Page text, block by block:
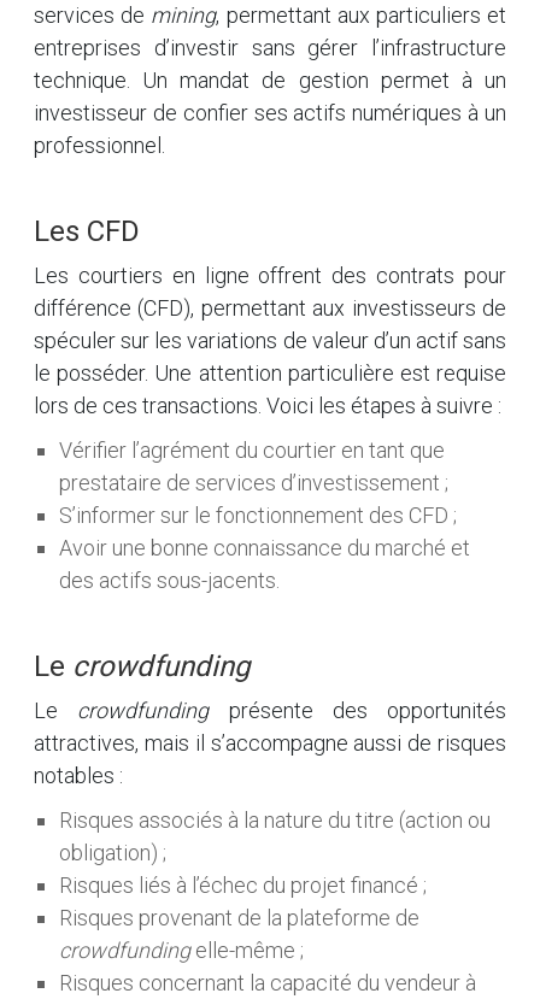
services de mining, permettant aux particuliers et
entreprises d’investir sans gérer l’infrastructure
technique. Un mandat de gestion permet à un
investisseur de confier ses actifs numériques à un
professionnel.
Les CFD
Les courtiers en ligne offrent des contrats pour
différence (CFD), permettant aux investisseurs de
spéculer sur les variations de valeur d’un actif sans
le posséder. Une attention particulière est requise
lors de ces transactions. Voici les étapes à suivre :
Vérifier l’agrément du courtier en tant que
prestataire de services d’investissement ;
S’informer sur le fonctionnement des CFD ;
Avoir une bonne connaissance du marché et
des actifs sous-jacents.
Le crowdfunding
Le crowdfundingprésente des opportunités
attractives, mais il s’accompagne aussi de risques
notables :
Risques associés à la nature du titre (action ou
obligation) ;
Risques liés à l’échec du projet financé ;
Risques provenant de la plateforme de
crowdfundingelle-même ;
Risques concernant la capacité du vendeur à